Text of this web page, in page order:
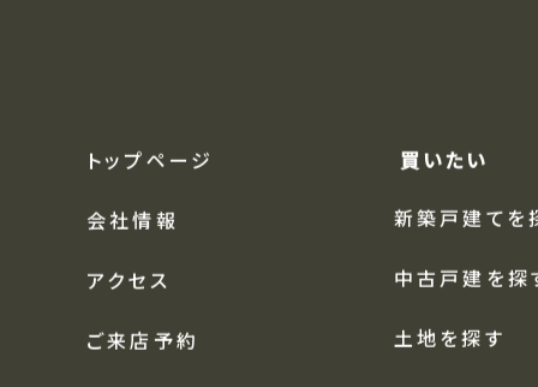
トップページ
会社情報
アクセス
買いたい
新築戸建てを
中古戸建を探